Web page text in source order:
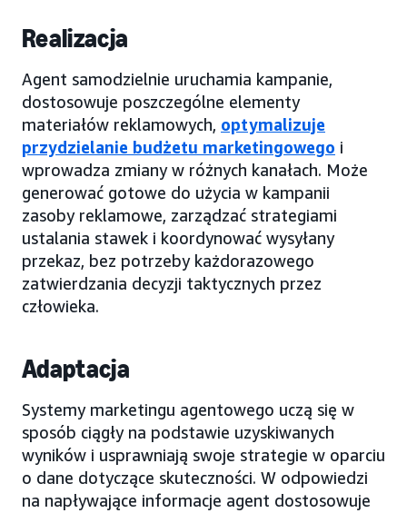
Realizacja
Agent samodzielnie uruchamia kampanie,
dostosowuje poszczególne elementy
materiałów reklamowych, optymalizuje
przydzielanie budżetu marketingowego i
wprowadza zmiany w różnych kanałach. Może
generować gotowe do użycia w kampanii
zasoby reklamowe, zarządzać strategiami
ustalania stawek i koordynować wysyłany
przekaz, bez potrzeby każdorazowego
zatwierdzania decyzji taktycznych przez
człowieka.
Adaptacja
Systemy marketingu agentowego uczą się w
sposób ciągły na podstawie uzyskiwanych
wyników i usprawniają swoje strategie w oparciu
o dane dotyczące skuteczności. W odpowiedzi
na napływające informacje agent dostosowuje